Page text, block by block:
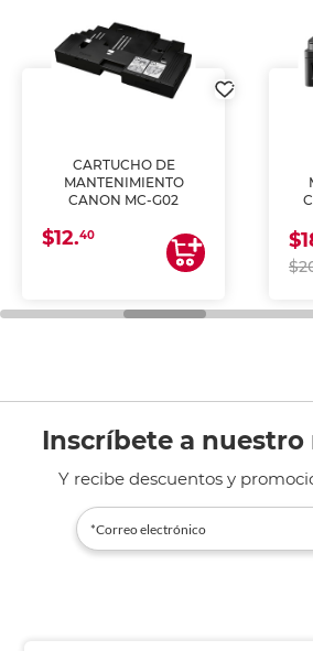
CARTUCHO DE
MANTENIMIENTO
CANON MC-G02
$12.40
Inscríbete a
Y recibe descuentos y